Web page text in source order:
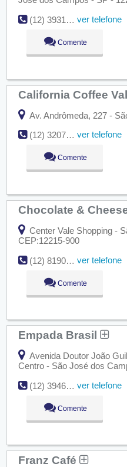
(12) 3931-9497
ver telefone
Comente
California Coffee
Av. Andrômeda, 227 -
(12) 3207-8714
ver telefone
Comente
Chocolate &
Center Vale Shopping -
CEP:12215-900
(12) 8190-4272
ver telefone
Comente
Empada Brasil
Avenida Doutor João
Centro - São José dos
(12) 3946-2509
ver telefone
Comente
Franz Café